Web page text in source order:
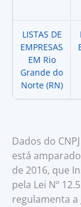
LISTAS DE
EMPRESAS
EM Rio
Grande do
Norte (RN)
Dados do
está
de 2016, que
pela Lei Nº
regulamenta